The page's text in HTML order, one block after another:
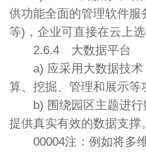
供功能全面的管理软件
等)，企业可直接在云上
2.6.4 大数据平台
a) 应采用大数据技术
算、挖掘、管理和展示等
b) 围绕园区主题进行
提供真实有效的数据支撑。
00004注：例如将多维